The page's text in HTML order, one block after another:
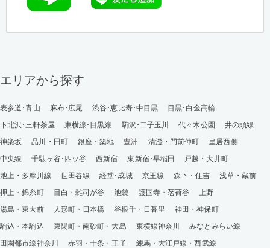
エリアから探す
表参道･青山 麻布･広尾 渋谷･恵比寿･中目黒
目黒･白金高輪
下北沢･三軒茶屋
東横線･目黒線 駒沢･二子玉川 代々木公園
井の頭線
神楽坂
品川・田町 銀座・築地 豊洲 清澄・門前仲町
皇居西側
中央線
千駄ヶ谷･四ッ谷 西新宿 東新宿･早稲田
戸越・大井町
池上・多摩川線
世田谷線 経堂･成城 京王線 森下・住吉
浅草・蔵前
押上・錦糸町
目白・雑司が谷 池袋 護国寺・茗荷谷
上野
湯島・東大前
人形町・日本橋 谷根千・日暮里
神田・神保町
駒込・本駒込
東陽町・南砂町・大島 東横線神奈川
みなとみらい線
田園都市線神奈川
赤羽・十条・王子
練馬・大江戸線・西武線